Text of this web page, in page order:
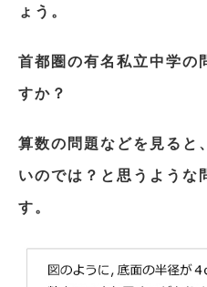
ょう。
首都圏の有名私立中学の
すか？
算数の問題などを見ると
いのでは？と思うような
す。